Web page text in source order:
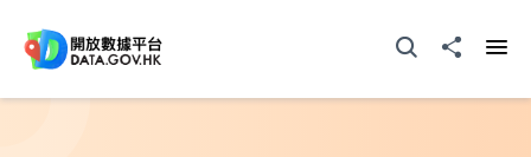
打开搜寻器分享至